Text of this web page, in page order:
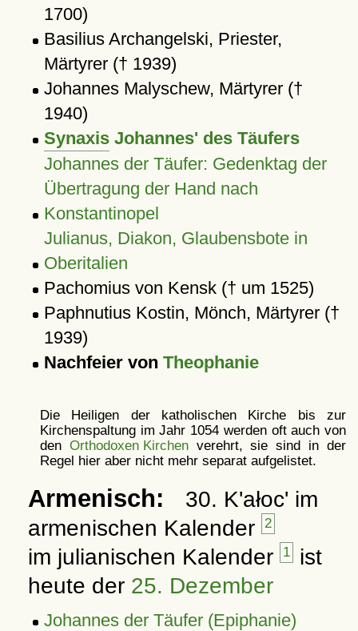
1700)
Basilius Archangelski, Priester,
Märtyrer († 1939)
Johannes Malyschew, Märtyrer (†
1940)
Synaxis Johannes' des Täufers
Johannes der Täufer: Gedenktag der
Übertragung der Hand nach
Konstantinopel
Julianus, Diakon, Glaubensbote in
Oberitalien
Pachomius von Kensk († um 1525)
Paphnutius Kostin, Mönch, Märtyrer (†
1939)
Nachfeier von Theophanie
Die Heiligen der katholischen Kirche bis zur
Kirchenspaltung im Jahr 1054 werden oft auch von
den Orthodoxen Kirchenverehrt, sie sind in der
Regel hier aber nicht mehr separat aufgelistet.
Armenisch:
30. K'ałoc' im
armenischen Kalender
2
im julianischen Kalender 1 ist
heute der 25. Dezember
Johannes der Täufer (Epiphanie)